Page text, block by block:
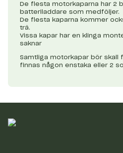
De flesta motorkaparna har 2
batteriladdare som medföljer.
De flesta kaparna kommer
trä.
Vissa kapar har en klinga
saknar
Samtliga motorkapar bör skall
finnas någon enstaka eller 2